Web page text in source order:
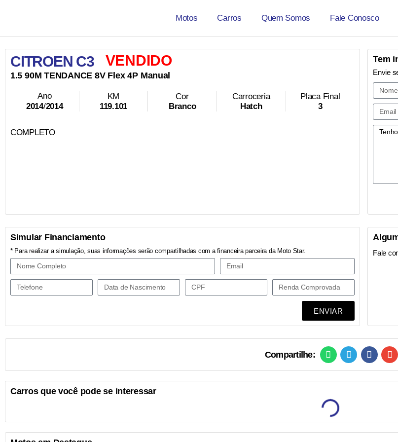
Motos Carros Quem Somos Fale Conosco
CITROEN C3VENDIDO
1.5 90M TENDANCE 8V Flex 4P Manual
Ano
2014/2014
KM
119.101
Cor
Branco
Carroceria
Hatch
Placa Final
3
COMPLETO
Tem
Envie
Simular Financiamento
* Para realizar a simulação, suas informações serão compartilhadas com a financeira parceira da Moto Star.
ENVIAR
Fale
Compartilhe:
Carros que você pode se interessar